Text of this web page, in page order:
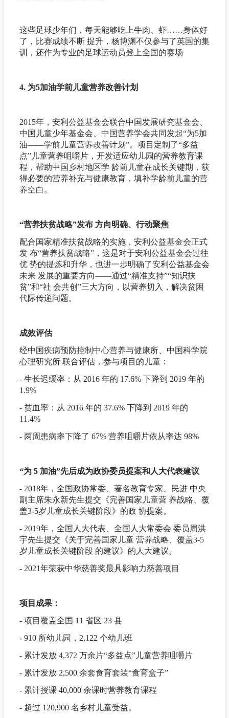
这些足球少年们，每天能够吃上牛肉、虾……身体好
了，比赛成绩不断 提升，杨博渊不仅参与了英国的集
训，还作为专业的足球运动员登上全国的赛场
4. 为5加油学前儿童营养改善计划
2015年，安利公益基金会联合中国发展研究基金会、
中国儿童少年基金会、中国营养学会共同发起“为5加
油——学前儿童营养改善计划”。项目定制了“多益
点”儿童营养咀嚼片，开发适应幼儿园的营养教育课
程，帮助中国乡村地区学 龄前儿童在成长关键期，获
得必要的营养补充与健康教育，填补学龄前儿童的营
养空白。
“营养扶贫战略”发布 方向明确、行动聚焦
配合国家精准扶贫战略的实施，安利公益基金会正式
发 布“营养扶贫战略”，这是对于安利公益基金会过往
优 势的提炼和升华，也进一步明确了安利公益基金会
未来 发展的重要方向——通过“精准支持”“知识扶
贫”和“社 会共创”三大方向，以营养切入，解决贫困
代际传递问题。
成效评估
经中国疾病预防控制中心营养与健康所、中国科学院
心理研究所 联合评估，参与项目的儿童：
- 生长迟缓率：从 2016 年的 17.6% 下降到 2019 年的
1.9%
- 贫血率：从 2016 年的 37.6% 下降到 2019 年的
11.4%
- 两周患病率下降了 67% 营养咀嚼片依从率达 98%
“为 5 加油”先后成为政协委员提案和人大代表建议
- 2018年，全国政协常委、著名教育专家、民进 中央
副主席朱永新先生提交《完善国家儿童营 养战略、覆
盖3-5岁儿童成长关键阶段》的政 协提案。
- 2019年，全国人大代表、全国人大常委会 委员周洪
宇先生提交《关于完善国家儿童 营养战略、覆盖3-5
岁儿童成长关键阶段 的建议》的人大建议。
- 2021年荣获中华慈善奖最具影响力慈善项目
项目成果：
- 项目覆盖全国 11 省区 23 县
- 910 所幼儿园，2,122 个幼儿班
- 累计发放 4,372 万余片“多益点”儿童营养咀嚼片
- 累计发放 2,500 余套食育套装“食育盒子”
- 累计授课 40,000 余课时营养教育课程
- 超过 120,900 名乡村儿童受益。